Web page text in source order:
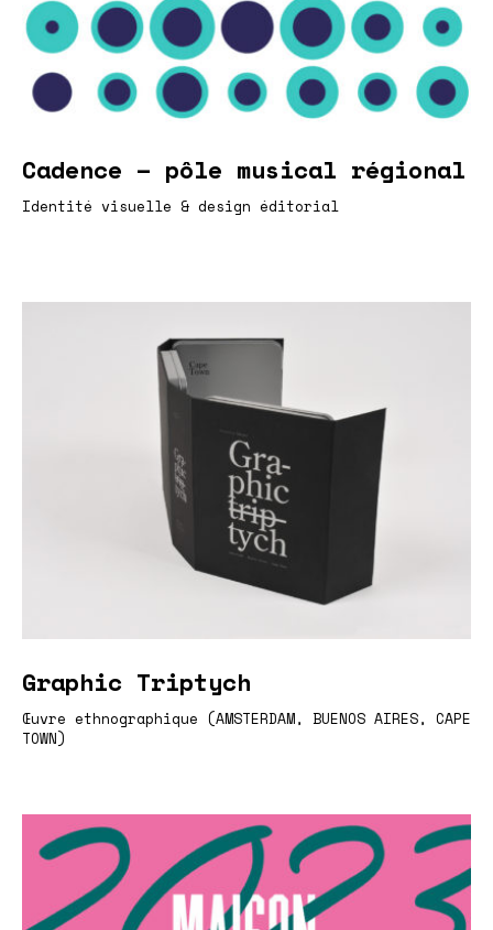
Cadence – pôle musical régional
Identité visuelle & design éditorial
Graphic Triptych
Œuvre ethnographique (AMSTERDAM, BUENOS AIRES, CAPE
TOWN)